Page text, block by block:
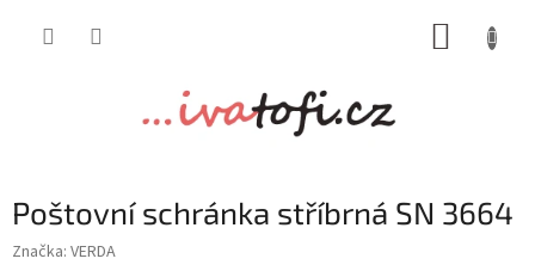
Poštovní schránka stříbrná SN 3664
Značka: VERDA